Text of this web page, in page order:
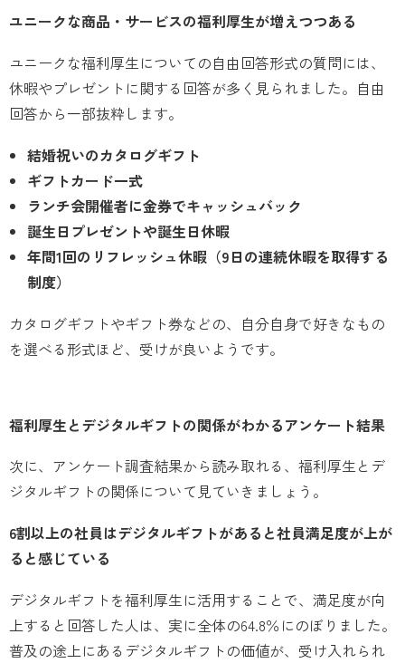
ユニークな商品・サービスの福利厚生が増えつつある
ユニークな福利厚生についての自由回答形式の質問には、
休暇やプレゼントに関する回答が多く見られました。自由
回答から一部抜粋します。
結婚祝いのカタログギフト
ギフトカード一式
ランチ会開催者に金券でキャッシュバック
誕生日プレゼントや誕生日休暇
年間1回のリフレッシュ休暇（9日の連続休暇を取得する
制度）
カタログギフトやギフト券などの、自分自身で好きなもの
を選べる形式ほど、受けが良いようです。
福利厚生とデジタルギフトの関係がわかるアンケート結果
次に、アンケート調査結果から読み取れる、福利厚生とデ
ジタルギフトの関係について見ていきましょう。
6割以上の社員はデジタルギフトがあると社員満足度が上が
ると感じている
デジタルギフトを福利厚生に活用することで、満足度が向
上すると回答した人は、実に全体の64.8％にのぼりました。
普及の途上にあるデジタルギフトの価値が、受け入れられ